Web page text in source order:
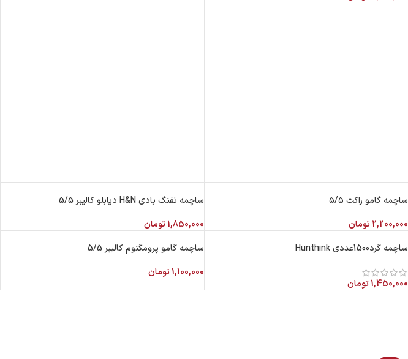
ساچمه گامو راکت ۵/۵
2,200,000تومان
ساچمه تفنگ بادی H&N دیابلو کالیبر 5/5
1,850,000تومان
ساچمه گرد‌1500عددی Hunthink
1,450,000تومان
ساچمه گامو پرومگنوم کالیبر 5/5
1,100,000تومان